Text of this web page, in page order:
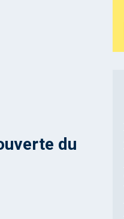
du